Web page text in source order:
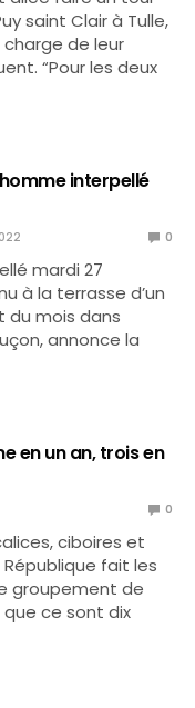
saint Clair à Tulle,
charge de leur
“Pour les deux
interpellé
0
mardi 27
à la terrasse d’un
du mois dans
annonce la
en un an, trois en
0
ciboires et
fait les
groupement de
ce sont dix